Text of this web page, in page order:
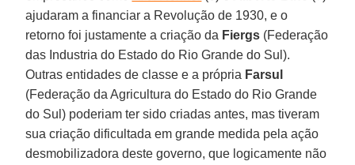
ajudaram a financiar a Revolução de 1930, e o
retorno foi justamente a criação da Fiergs (Federação
das Industria do Estado do Rio Grande do Sul).
Outras entidades de classe e a própria Farsul
(Federação da Agricultura do Estado do Rio Grande
do Sul) poderiam ter sido criadas antes, mas tiveram
sua criação dificultada em grande medida pela ação
desmobilizadora deste governo, que logicamente não